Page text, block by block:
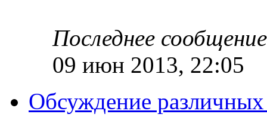
Последнее сообщение
09 июн 2013, 22:05
Обсуждение